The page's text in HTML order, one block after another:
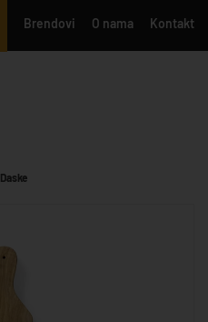
Brendovi O nama Kontakt
Daske